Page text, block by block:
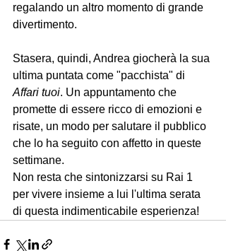
regalando un altro momento di grande
divertimento.
Stasera, quindi, Andrea giocherà la sua
ultima puntata come "pacchista" di
Affari tuoi. Un appuntamento che
promette di essere ricco di emozioni e
risate, un modo per salutare il pubblico
che lo ha seguito con affetto in queste
settimane.
Non resta che sintonizzarsi su Rai 1
per vivere insieme a lui l'ultima serata
di questa indimenticabile esperienza!